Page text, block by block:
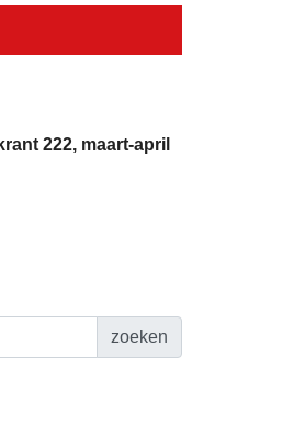
222, maart-april
zoeken